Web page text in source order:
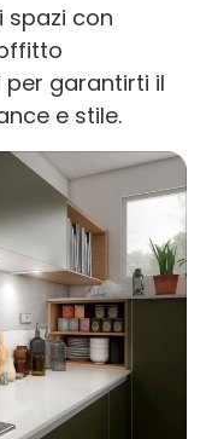
spazi con
per garantirti il
e stile.